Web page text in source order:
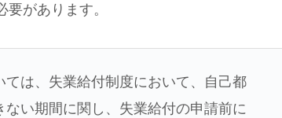
があります。
ては、失業給付制度において、自己都
い期間に関し、失業給付の申請前に